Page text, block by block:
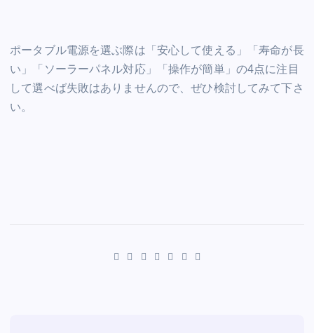
ポータブル電源を選ぶ際は「安心して使える」「寿命が長
い」「ソーラーパネル対応」「操作が簡単」の4点に注目
して選べば失敗はありませんので、ぜひ検討してみて下さ
い。